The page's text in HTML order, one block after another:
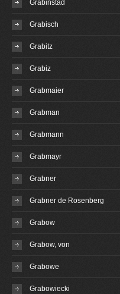
Grabinstad
Grabisch
Grabitz
Grabiz
Grabmaier
Grabman
Grabmann
Grabmayr
Grabner
Grabner de Rosenberg
Grabow
Grabow, von
Grabowe
Grabowiecki